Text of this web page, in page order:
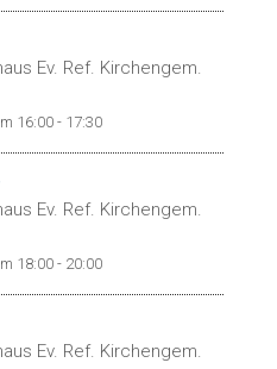
Ev. Ref. Kirchengem.
16:00 - 17:30
Ev. Ref. Kirchengem.
18:00 - 20:00
Ev. Ref. Kirchengem.